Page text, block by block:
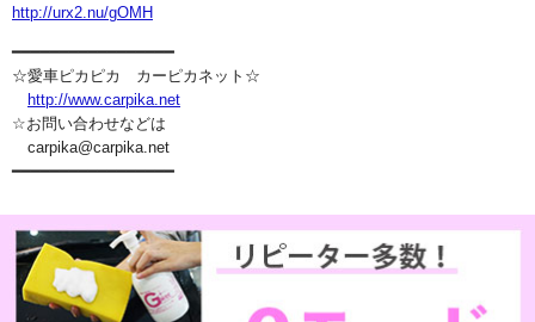
http://urx2.nu/gOMH
━━━━━━━━━━━━━━━━━
☆愛車ピカピカ カーピカネット☆
http://www.carpika.net
☆お問い合わせなどは
carpika@carpika.net
━━━━━━━━━━━━━━━━━